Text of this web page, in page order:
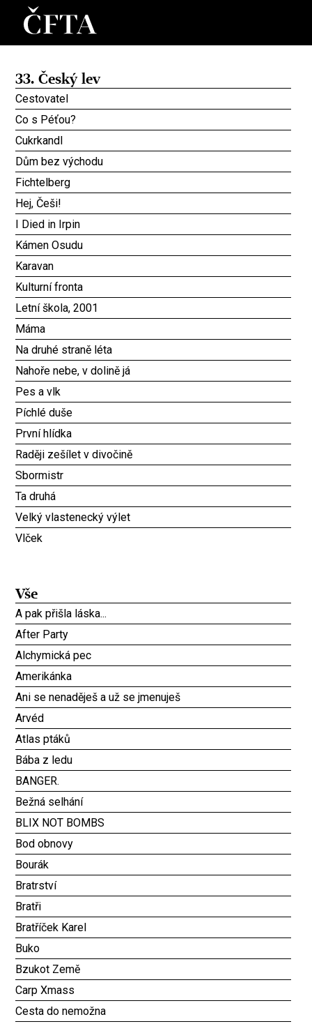
33. Český lev
Cestovatel
Co s Péťou?
Cukrkandl
Dům bez východu
Fichtelberg
Hej, Češi!
I Died in Irpin
Kámen Osudu
Karavan
Kulturní fronta
Letní škola, 2001
Máma
Na druhé straně léta
Nahoře nebe, v dolině já
Pes a vlk
Píchlé duše
První hlídka
Raději zešílet v divočině
Sbormistr
Ta druhá
Velký vlastenecký výlet
Vlček
Vše
A pak přišla láska...
After Party
Alchymická pec
Amerikánka
Ani se nenaděješ a už se jmenuješ
Arvéd
Atlas ptáků
Bába z ledu
BANGER.
Bežná selhání
BLIX NOT BOMBS
Bod obnovy
Bourák
Bratrství
Bratři
Bratříček Karel
Buko
Bzukot Země
Carp Xmass
Cesta do nemožna